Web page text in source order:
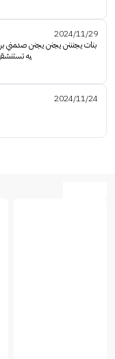
2024/11/29
بنات يجنننن يجنن يجنن صدمني
يه
2024/11/24